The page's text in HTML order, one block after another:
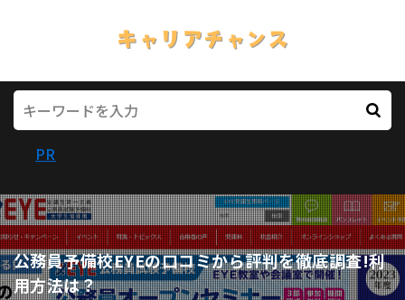
PR
公務員予備校EYEの口コミから評判を徹底調査!利
用方法は？